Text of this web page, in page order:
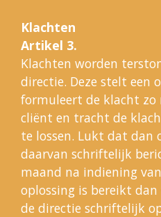
Klachten
Artikel 3.
Klachten worden
directie. Deze stelt een
formuleert de klacht zo
cliënt en tracht de
te lossen. Lukt dat dan
daarvan schriftelijk
maand na indiening
oplossing is bereikt
de directie schriftelijk